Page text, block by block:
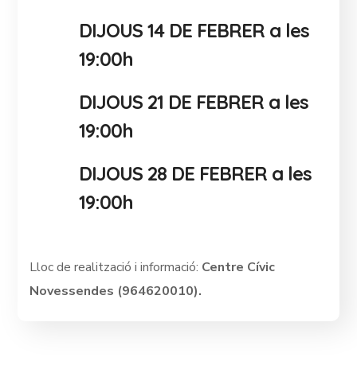
DIJOUS 14 DE FEBRER a les
19:00h
DIJOUS 21 DE FEBRER a les
19:00h
DIJOUS 28 DE FEBRER a les
19:00h
Lloc de realització i informació: Centre Cívic
Novessendes (964620010).